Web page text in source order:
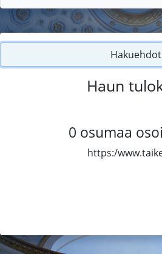
Hakuehdot
Haun
0 osumaa
https:/